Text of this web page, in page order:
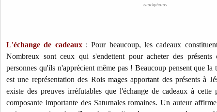
istockphotos
L'échange de cadeaux : Pour beaucoup, les cadeaux
Nombreux sont ceux qui s'endettent pour acheter des
personnes qu'ils n'apprécient même pas ! Beaucoup pensent que
est une représentation des Rois mages apportant des présents à
existe des preuves irréfutables que l'échange de cadeaux à cette
composante importante des Saturnales romaines. Un auteur